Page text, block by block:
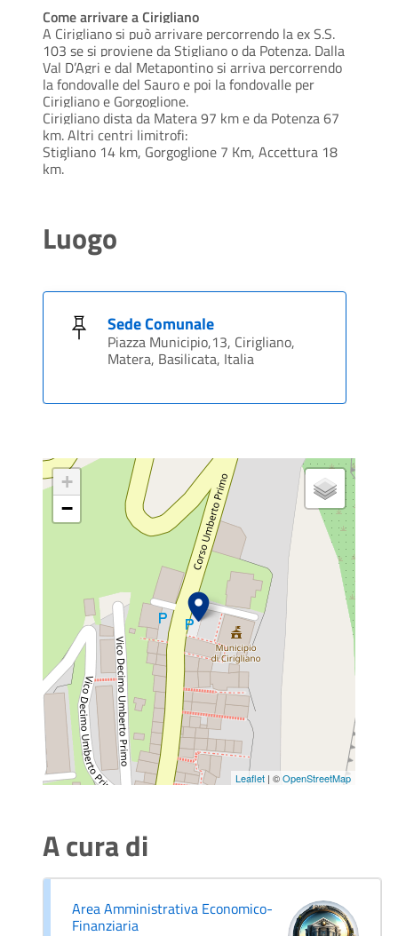
Come arrivare a Cirigliano
A Cirigliano si può arrivare percorrendo la ex S.S.
103 se si proviene da Stigliano o da Potenza. Dalla
Val D’Agri e dal Metapontino si arriva percorrendo
la fondovalle del Sauro e poi la fondovalle per
Cirigliano e Gorgoglione.
Cirigliano dista da Matera 97 km e da Potenza 67
km. Altri centri limitrofi:
Stigliano 14 km, Gorgoglione 7 Km, Accettura 18
km.
Luogo
Sede Comunale
Piazza Municipio,13, Cirigliano,
Matera, Basilicata, Italia
+
−
Leaflet | ©OpenStreetMap
A cura di
Area Amministrativa Economico-
Finanziaria